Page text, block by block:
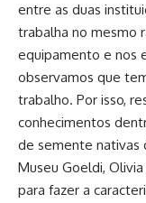
entre as duas
trabalha no mesmo
equipamento e nos
observamos que
trabalho. Por isso,
conhecimentos
de semente nativas
Museu Goeldi,
para fazer a